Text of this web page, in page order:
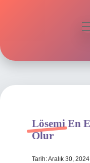
Hakkımızda
Lösemi En
Olur
Tarih: Aralık 30, 2024